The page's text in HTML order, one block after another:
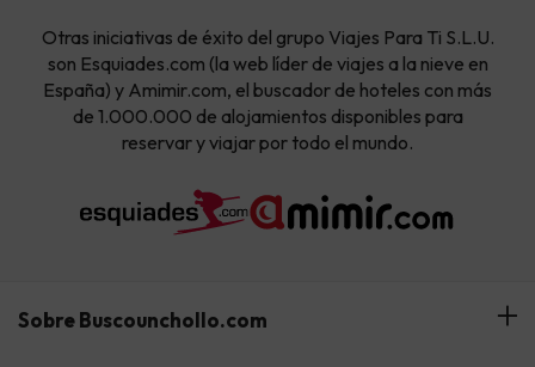
Otras iniciativas de éxito del grupo Viajes Para Ti S.L.U.
son Esquiades.com (la web líder de viajes a la nieve en
España) y Amimir.com, el buscador de hoteles con más
de 1.000.000 de alojamientos disponibles para
reservar y viajar por todo el mundo.
Sobre Buscounchollo.com